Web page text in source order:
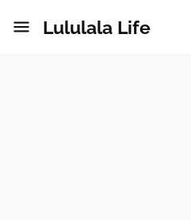
Lululala Life